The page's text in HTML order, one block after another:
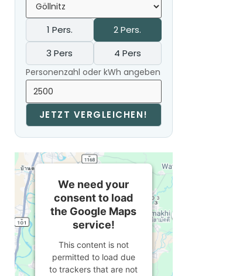
1 Pers.
2 Pers.
3 Pers
4 Pers
Personenzahl oder kWh angeben
JETZT VERGLEICHEN!
We need your
consent to load
the Google Maps
service!
This content is not
permitted to load due
to trackers that are not